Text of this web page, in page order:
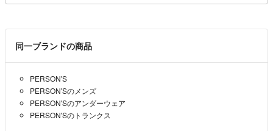
同一ブランドの商品
PERSON'S
PERSON'Sのメンズ
PERSON'Sのアンダーウェア
PERSON'Sのトランクス